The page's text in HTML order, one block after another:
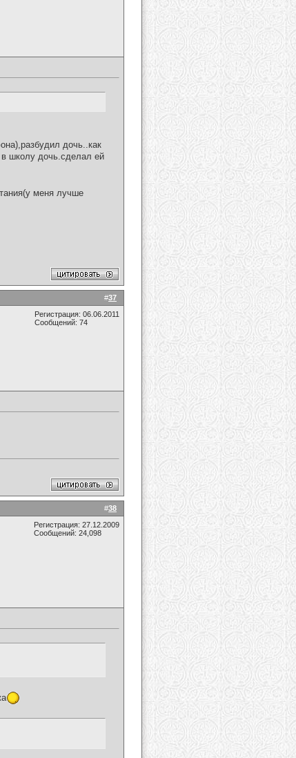
дочь..как
школу дочь.сделал ей
меня лучше
#37
Регистрация: 06.06.2011
Сообщений: 74
#38
Регистрация: 27.12.2009
Сообщений: 24,098